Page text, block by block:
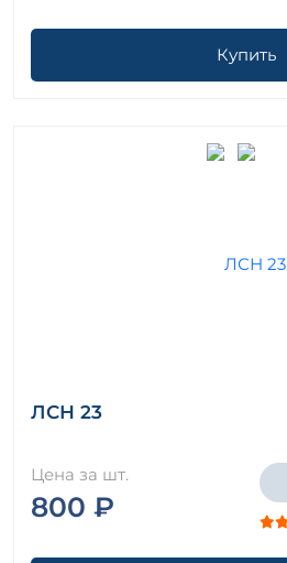
Купить
ЛСН 23
Цена за шт.
800 ₽